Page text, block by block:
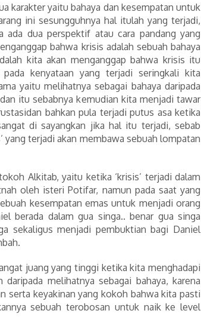
karakter yaitu bahaya dan kesempatan untuk
ini sesungguhnya hal itulah yang terjadi,
ada dua perspektif atau cara pandang yang
bahwa krisis adalah sebuah bahaya
kita akan menganggap bahwa krisis itu
kenyataan yang terjadi seringkali kita
yaitu melihatnya sebagai bahaya daripada
itu sebabnya kemudian kita menjadi tawar
bahkan pula terjadi putus asa ketika
di sayangkan jika hal itu terjadi, sebab
yang terjadi akan membawa sebuah lompatan
Alkitab, yaitu ketika ‘krisis’ terjadi dalam
oleh isteri Potifar, namun pada saat yang
kesempatan emas untuk menjadi orang
berada dalam gua singa.. benar gua singa
sekaligus menjadi pembuktian bagi Daniel
juang yang tinggi ketika kita menghadapi
daripada melihatnya sebagai bahaya, karena
serta keyakinan yang kokoh bahwa kita pasti
sebuah terobosan untuk naik ke level